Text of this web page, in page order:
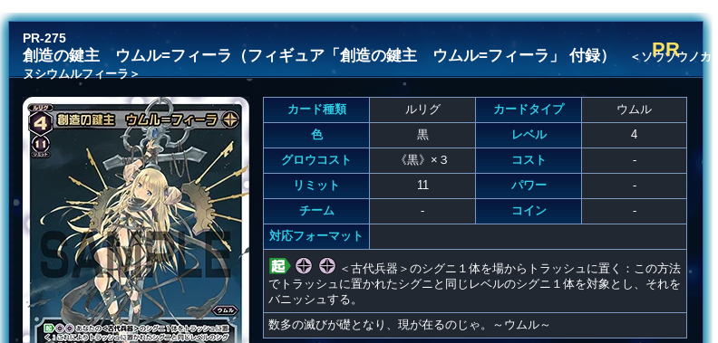
PR-275
創造の鍵主 ウムル=フィーラ（フィギュア「創造の鍵主 ウムル=フィーラ」 付録）
＜ソウゾウノカギ
ヌシウムルフィーラ＞
PR
カード種類 ルリグ カードタイプ
ウムル
色
黒 レベル
4
グロウコスト
《黒》×３ コスト
-
リミット
11 パワー
-
チーム
- コイン
-
対応フォーマット
＜古代兵器＞のシグニ１体を場からトラッシュに置く：この方法
でトラッシュに置かれたシグニと同じレベルのシグニ１体を対象とし、それを
バニッシュする。
数多の滅びが礎となり、現が在るのじゃ。～ウムル～